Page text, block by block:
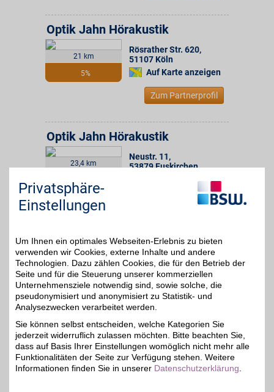
21 km
5%
Optik Jahn Hörakustik
Rösrather Str. 620,
51107 Köln
Auf Karte anzeigen
Zum Partnerprofil
23,4 km
5%
Optik Jahn Hörakustik
Neustr. 11,
53879Euskirchen
Auf Karte anzeigen
Zum Partnerprofil
23,9 km
5%
Optik Jahn Hörakustik
Kalker Hauptstr. 55 ,
51103 Köln
Auf Karte anzeigen
Zum Partnerprofil
Optik Blumenthal
Bonner Str. 19,
Privatsphäre-
Einstellungen
Um Ihnen ein optimales Webseiten-Erlebnis zu bieten
verwenden wir Cookies, externe Inhalte und andere
Technologien. Dazu zählen Cookies, die für den Betrieb der
Seite und für die Steuerung unserer kommerziellen
Unternehmensziele notwendig sind, sowie solche, die
pseudonymisiert und anonymisiert zu Statistik- und
Analysezwecken verarbeitet werden.
Sie können selbst entscheiden, welche Kategorien Sie
jederzeit widerruflich zulassen möchten. Bitte beachten Sie,
dass auf Basis Ihrer Einstellungen womöglich nicht mehr alle
Funktionalitäten der Seite zur Verfügung stehen. Weitere
Informationen finden Sie in unserer Datenschutzerklärung